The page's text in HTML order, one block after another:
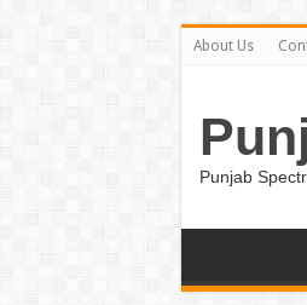
About Us
Punjab